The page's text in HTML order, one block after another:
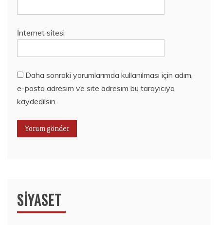
İnternet sitesi
Daha sonraki yorumlarımda kullanılması için adım,
e-posta adresim ve site adresim bu tarayıcıya
kaydedilsin.
SIYASET